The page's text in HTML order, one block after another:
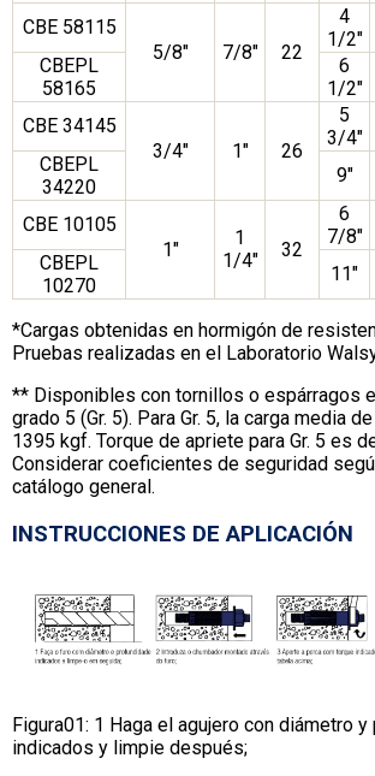
CBE 58115
5/8″
7/8″ 22
4
1/2″
CBEPL
58165
6
1/2″
CBE 34145
3/4″
1″ 26
5
3/4″
CBEPL
34220
9″
CBE 10105
1″
1
1/4″
32
6
7/8″
CBEPL
10270
11″
*Cargas obtenidas en hormigón de
Pruebas realizadas en el Laboratorio
** Disponibles con tornillos o espárragos
grado 5 (Gr. 5). Para Gr. 5, la carga media
1395 kgf. Torque de apriete para Gr. 5 es
Considerar coeficientes de seguridad
catálogo general.
INSTRUCCIONES DE APLICACIÓN
Figura01: 1 Haga el agujero con diámetro
indicados y limpie después;